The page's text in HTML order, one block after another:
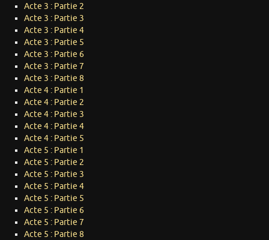
Acte 3 : Partie 2
Acte 3 : Partie 3
Acte 3 : Partie 4
Acte 3 : Partie 5
Acte 3 : Partie 6
Acte 3 : Partie 7
Acte 3 : Partie 8
Acte 4 : Partie 1
Acte 4 : Partie 2
Acte 4 : Partie 3
Acte 4 : Partie 4
Acte 4 : Partie 5
Acte 5 : Partie 1
Acte 5 : Partie 2
Acte 5 : Partie 3
Acte 5 : Partie 4
Acte 5 : Partie 5
Acte 5 : Partie 6
Acte 5 : Partie 7
Acte 5 : Partie 8